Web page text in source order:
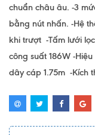
chuẩn châu âu. -3
bằng nút nhấn. -Hệ
khi trượt -Tấm lưới
công suất 186W -
dây cáp 1.75m -Kích